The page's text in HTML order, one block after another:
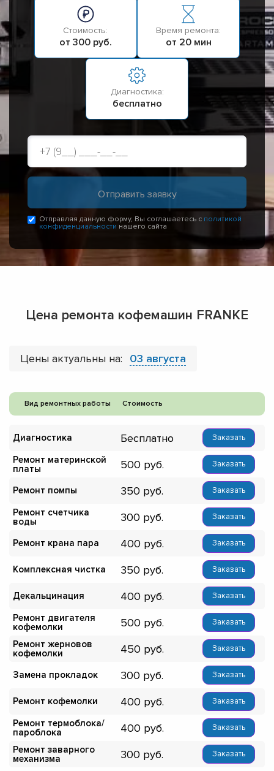
Стоимость:
от 300 руб.
Время ремонта:
от 20 мин
Диагностика:
бесплатно
Отправляя данную форму, Вы соглашаетесь с политикой
конфиденциальности нашего сайта
Цена ремонта кофемашин FRANKE
Цены актуальны на: 03 августа
Вид ремонтных работы Стоимость
Диагностика Бесплатно Заказать
Ремонт материнской
платы
500 Заказать
Ремонт помпы 350 Заказать
Ремонт счетчика
воды
300 Заказать
Ремонт крана пара 400 Заказать
Комплексная чистка 350 Заказать
Декальцинация 400 Заказать
Ремонт двигателя
кофемолки
500 Заказать
Ремонт жерновов
кофемолки
450 Заказать
Замена прокладок 300 Заказать
Ремонт кофемолки 400 Заказать
Ремонт термоблока/
пароблока
400 Заказать
Ремонт заварного
механизма
300 Заказать